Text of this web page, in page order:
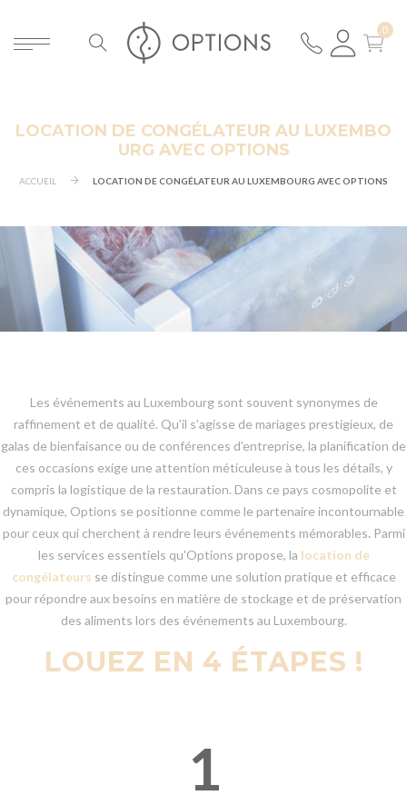
LOCATION DE CONGÉLATEUR AU LUXEMBO
URG AVEC OPTIONS
ACCUEIL LOCATION DE CONGÉLATEUR AU LUXEMBOURG AVEC OPTIONS
Les événements au Luxembourg sont souvent synonymes de
raffinement et de qualité. Qu'il s'agisse de mariages prestigieux, de
galas de bienfaisance ou de conférences d'entreprise, la planification de
ces occasions exige une attention méticuleuse à tous les détails, y
compris la logistique de la restauration. Dans ce pays cosmopolite et
dynamique, Options se positionne comme le partenaire incontournable
pour ceux qui cherchent à rendre leurs événements mémorables. Parmi
les services essentiels qu'Options propose, la location de
congélateurs se distingue comme une solution pratique et efficace
pour répondre aux besoins en matière de stockage et de préservation
des aliments lors des événements au Luxembourg.
LOUEZ EN 4 ÉTAPES !
1